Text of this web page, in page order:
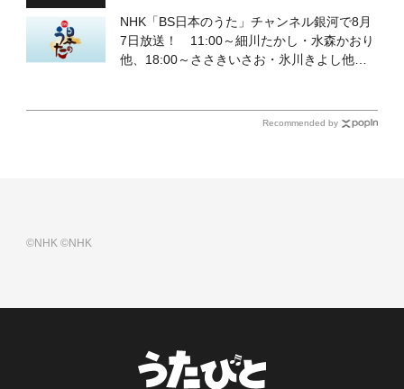
NHK「BS日本のうた」チャンネル銀河で8月
7日放送！ 11:00～細川たかし・水森かおり
他、18:00～ささきいさお・氷川きよし他登
Recommended by
©NHK©NHK